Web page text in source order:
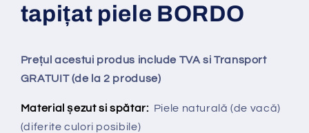
tapițat piele BORDO
Prețul acestui produs include TVA si Transport
GRATUIT (de la 2 produse)
Material șezut si spătar: Piele naturală (de vacă)
(diferite culori posibile)